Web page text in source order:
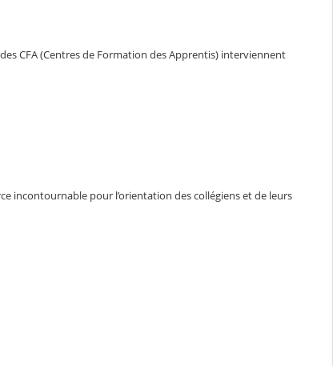
CFA (Centres de Formation des Apprentis) interviennent
incontournable pour l’orientation des collégiens et de leurs